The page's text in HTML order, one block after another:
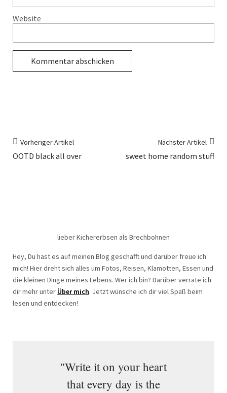
Website
Vorheriger Artikel
OOTD black all over
Nächster Artikel
sweet home random stuff
lieber Kichererbsen als Brechbohnen
Hey, Du hast es auf meinen Blog geschafft und darüber freue ich
mich! Hier dreht sich alles um Fotos, Reisen, Klamotten, Essen und
die kleinen Dinge meines Lebens. Wer ich bin? Darüber verrate ich
dir mehr unter Über mich. Jetzt wünsche ich dir viel Spaß beim
lesen und entdecken!
"Write it on your heart
that every day is the